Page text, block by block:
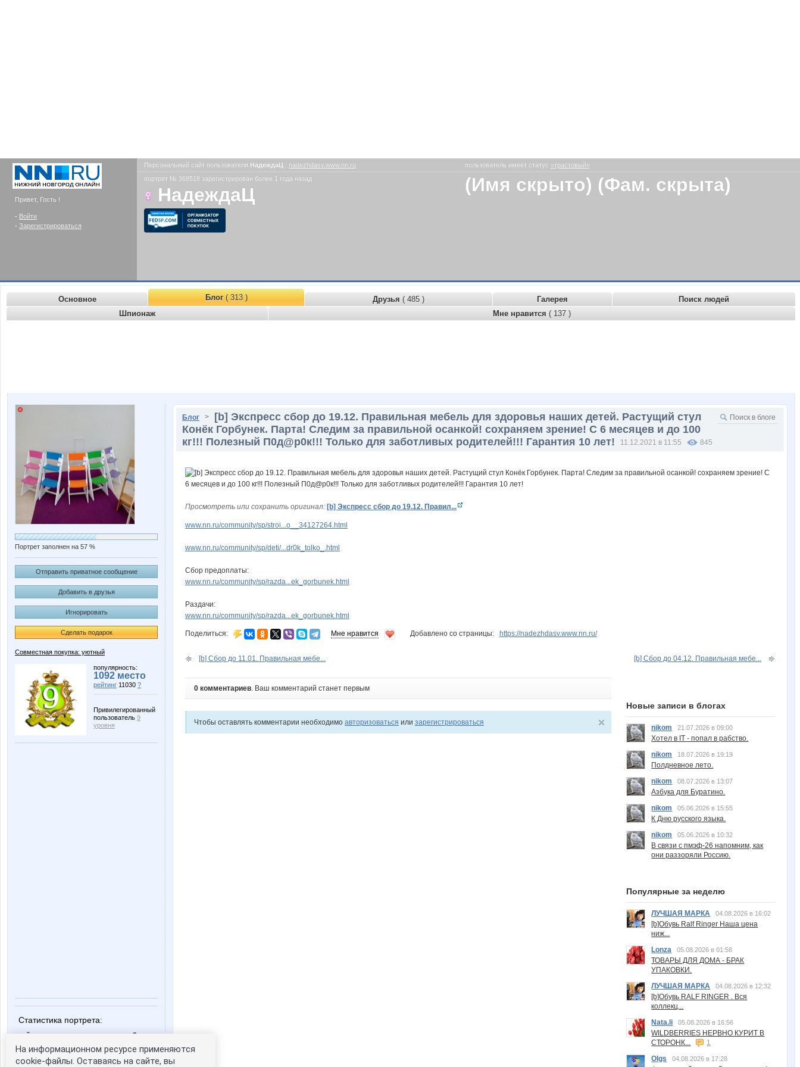
Привет, Гость !
- Войти
- Зарегистрироваться
Персональный сайт пользователя НадеждаЦ : nadezhdasv.www.nn.ru пользователь имеет статус «трастовый»
портрет № 368518 зарегистрирован более 1 года назад
НадеждаЦ (Имя скрыто) (Фам. скрыта)
Основное Блог( 313 ) Друзья ( 485 ) Галерея
Поиск людей
Шпионаж
Мне нравится ( 137 )
Портрет заполнен на 57 %
Отправить приватное сообщение
Добавить в друзья
Игнорировать
Сделать подарок
Совместная покупка: уютный
популярность:
1092 место
рейтинг 11030 ?
Привилегированный
пользователь 9
уровня
Статистика портрета:
сейчас просматривают портрет - 0
зарегистрированные пользователи
посетившие портрет за 7 дней - 0
Блог >
[b] Экспресс сбор до 19.12. Правильная мебель для здоровья наших детей. Растущий стул
Конёк Горбунек. Парта! Следим за правильной осанкой! сохраняем зрение! С 6 месяцев и до 100
кг!!! Полезный П0д@р0к!!! Только для заботливых родителей!!! Гарантия 10 лет!
11.12.2021 в 11:55 845
Просмотреть или сохранить оригинал: [b] Экспресс сбор до 19.12. Правил...
www.nn.ru/community/sp/stroi...o__34127264.html
www.nn.ru/community/sp/deti/...dr0k_tolko_.html
Сбор предоплаты:
www.nn.ru/community/sp/razda...ek_gorbunek.html
Раздачи:
www.nn.ru/community/sp/razda...ek_gorbunek.html
Поделиться: Мне нравится Добавлено со страницы: https://nadezhdasv.www.nn.ru/
[b] Сбор до 11.01. Правильная мебе... [b] Сбор до 04.12. Правильная мебе...
0 комментариев. Ваш комментарий станет первым
Чтобы оставлять комментарии необходимо авторизоваться или зарегистрироваться
Новые записи в блогах
nikom 21.07.2026 в 09:00
Хотел в IT - попал в рабство.
nikom
18.07.2026 в 19:19
Полдневное лето.
nikom
08.07.2026 в 13:07
Азбука для Буратино.
nikom
05.06.2026 в 15:55
К Дню русского языка.
nikom
05.06.2026 в 10:32
В связи с пмэф-26 напомним, как
они раззоряли Россию.
Популярные за неделю
ЛУЧШАЯ МАРКА 04.08.2026 в 16:02
[b]Обувь Ralf Ringer Наша цена
ниж...
Lonza
05.08.2026 в 01:58
ТОВАРЫ ДЛЯ ДОМА - БРАК
УПАКОВКИ.
ЛУЧШАЯ МАРКА
04.08.2026 в 12:32
[b]Обувь RALF RINGER . Вся
коллекц...
Nata.li
05.08.2026 в 16:56
WILDBERRIES НЕРВНО КУРИТ В
СТОРОНК...
1
Olgs
04.08.2026 в 17:28
На информационном ресурсе применяются
cookie-файлы. Оставаясь на сайте, вы